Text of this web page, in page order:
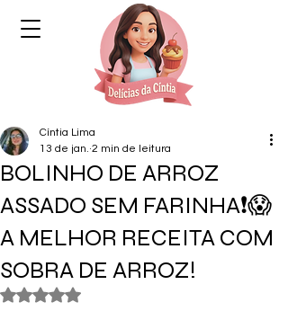
BOLINHO DE ARROZ
ASSADO SEM FARINHA❗😱
A MELHOR RECEITA COM
SOBRA DE ARROZ!
Cíntia Lima
13 de jan. 2 min de leitura
Avaliado com NaN de 5 estrelas.